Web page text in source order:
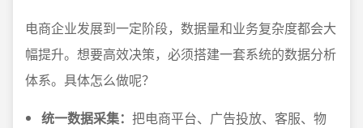
电商企业发展到一定阶段，数据量和业务复杂度都会大
幅提升。想要高效决策，必须搭建一套系统的数据分析
体系。具体怎么做呢？
统一数据采集： 把电商平台、广告投放、客服、物